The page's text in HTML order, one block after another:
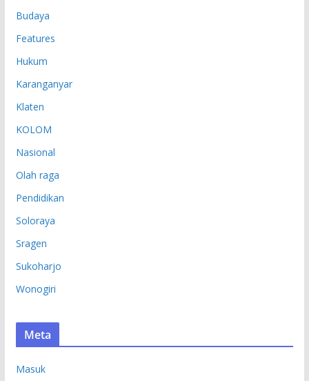
Budaya
Features
Hukum
Karanganyar
Klaten
KOLOM
Nasional
Olah raga
Pendidikan
Soloraya
Sragen
Sukoharjo
Wonogiri
Meta
Masuk